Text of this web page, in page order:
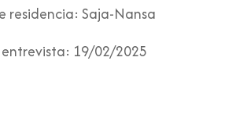
residencia: Saja-Nansa
19/02/2025